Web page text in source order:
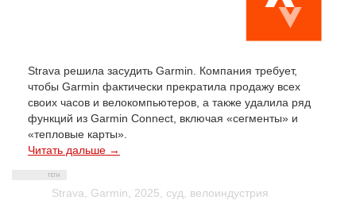
Strava решила засудить Garmin. Компания требует,
чтобы Garmin фактически прекратила продажу всех
своих часов и велокомпьютеров, а также удалила ряд
функций из Garmin Connect, включая «сегменты» и
«тепловые карты».
Читать дальше →
Strava Garmin 2025 суд велоиндустрия